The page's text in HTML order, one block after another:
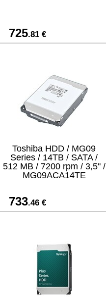
725.81 €
Toshiba HDD / MG09
Series / 14TB / SATA /
512 MB / 7200 rpm / 3,5" /
MG09ACA14TE
733.46 €